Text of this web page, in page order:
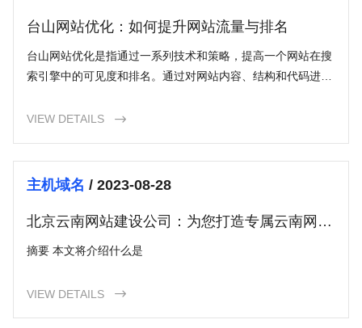
台山网站优化：如何提升网站流量与排名
台山网站优化是指通过一系列技术和策略，提高一个网站在搜
索引擎中的可见度和排名。通过对网站内容、结构和代码进行
名，从而增加网站的流量和知名度。
VIEW DETAILS 
主机域名/ 2023-08-28
北京云南网站建设公司：为您打造专属云南网站
建设解决方案
摘要 本文将介绍什么是
VIEW DETAILS 